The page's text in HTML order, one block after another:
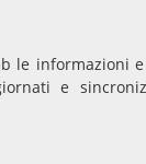
le informazioni
e